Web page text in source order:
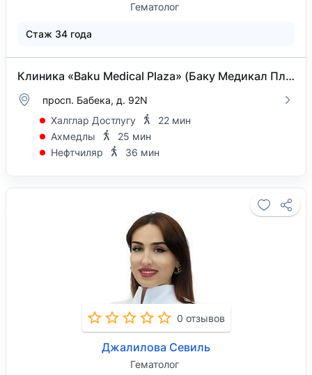
Гематолог
Стаж 34 года
Клиника «Baku Medical Plaza» (Баку Медикал Плаза) на проспекте Бабека
просп. Бабека, д. 92N
Халглар Достлугу
22 мин
Ахмедлы
25 мин
Нефтчиляр
36 мин
0 отзывов
Джалилова Севиль
Гематолог